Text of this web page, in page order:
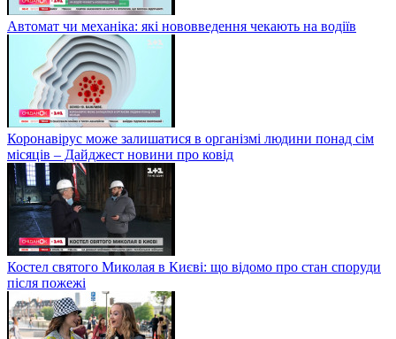
Автомат чи механіка: які нововведення чекають на водіїв
Коронавірус може залишатися в організмі людини понад сім
місяців – Дайджест новини про ковід
Костел святого Миколая в Києві: що відомо про стан споруди
після пожежі